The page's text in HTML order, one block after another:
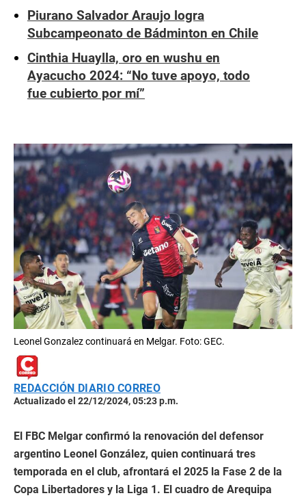
Piurano Salvador Araujo logra
Subcampeonato de Bádminton en Chile
Cinthia Huaylla, oro en wushu en
Ayacucho 2024: “No tuve apoyo, todo
fue cubierto por mí”
Leonel Gonzalez continuará en Melgar. Foto: GEC.
REDACCIÓN DIARIO CORREO
Actualizado el 22/12/2024, 05:23 p.m.
El FBC Melgar confirmó la renovación del defensor
argentino Leonel González, quien continuará tres
temporada en el club, afrontará el 2025 la Fase 2 de la
Copa Libertadores y la Liga 1. El cuadro de Arequipa